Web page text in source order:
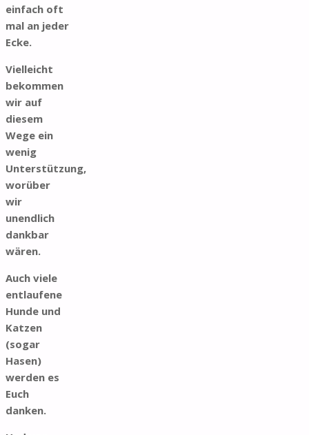
einfach oft
mal an jeder
Ecke.
Vielleicht
bekommen
wir auf
diesem
Wege ein
wenig
Unterstützung,
worüber
wir
unendlich
dankbar
wären.
Auch viele
entlaufene
Hunde und
Katzen
(sogar
Hasen)
werden es
Euch
danken.